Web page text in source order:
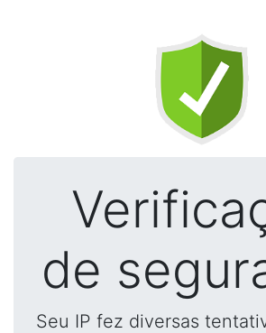
de
Seu IP fez diversas